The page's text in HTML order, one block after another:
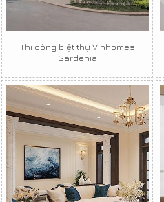
Thi công biệt thự Vinhomes
Gardenia